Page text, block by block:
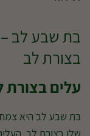
בת שבע לב –
בצורת לב
עלים בצורת
בת שבע לב היא צמח